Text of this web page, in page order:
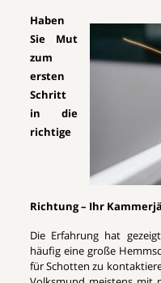
Haben
Sie Mut
zum
ersten
Schritt
in die
richtige
Richtung – Ihr
Die Erfahrung hat
häufig eine große
für Schotten zu